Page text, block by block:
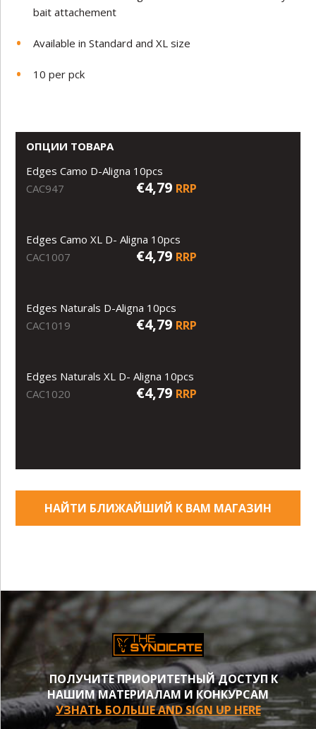
bait attachement
Available in Standard and XL size
10 per pck
ОПЦИИ ТОВАРА
Edges Camo D-Aligna 10pcs
CAC947
€4,79 RRP
Edges Camo XL D- Aligna 10pcs
CAC1007
€4,79 RRP
Edges Naturals D-Aligna 10pcs
CAC1019
€4,79 RRP
Edges Naturals XL D- Aligna 10pcs
CAC1020
€4,79 RRP
НАЙТИ БЛИЖАЙШИЙ К ВАМ МАГАЗИН
ПОЛУЧИТЕ ПРИОРИТЕТНЫЙ ДОСТУП К
НАШИМ МАТЕРИАЛАМ И КОНКУРСАМ
УЗНАТЬ БОЛЬШЕ AND SIGN UP HERE